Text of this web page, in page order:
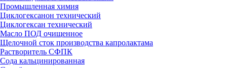
Промышленная химия
Циклогексанон технический
Циклогексан технический
Масло ПОД очищенное
Щелочной сток производства капролактама
Растворитель СФПК
Сода кальцинированная